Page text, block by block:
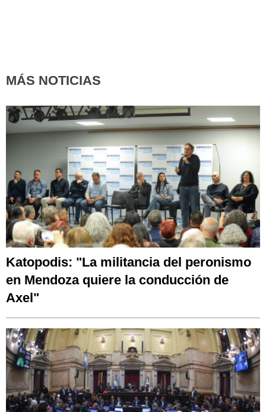
MÁS NOTICIAS
Katopodis: "La militancia del peronismo
en Mendoza quiere la conducción de
Axel"